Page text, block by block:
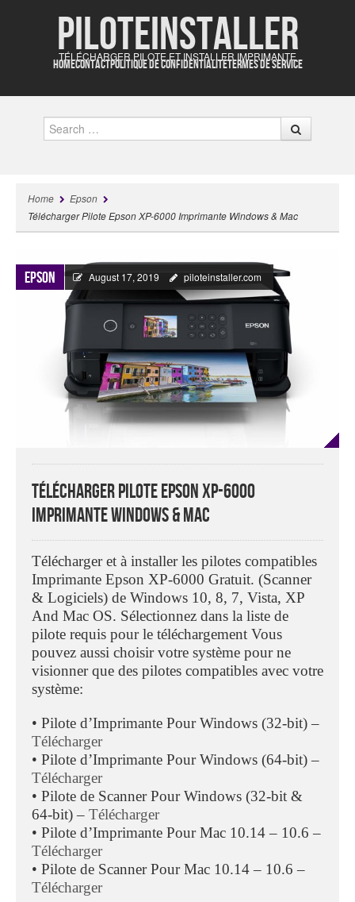
Piloteinstaller
TÉLÉCHARGER PILOTE ET INSTALLER IMPRIMANTE
HOMECONTACTPOLITIQUE DE CONFIDENTIALITÉTERMES DE SERVICE
Search
Home
Epson
Télécharger Pilote Epson XP-6000 Imprimante Windows & Mac
Epson August 17, 2019 piloteinstaller.com
Télécharger Pilote Epson XP-6000
Imprimante Windows & Mac
Télécharger et à installer les pilotes compatibles
Imprimante Epson XP-6000 Gratuit. (Scanner
& Logiciels) de Windows 10, 8, 7, Vista, XP
And Mac OS. Sélectionnez dans la liste de
pilote requis pour le téléchargement Vous
pouvez aussi choisir votre système pour ne
visionner que des pilotes compatibles avec votre
système:
• Pilote d’Imprimante Pour Windows (32-bit) –
Télécharger
• Pilote d’Imprimante Pour Windows (64-bit) –
Télécharger
• Pilote de Scanner Pour Windows (32-bit &
64-bit) – Télécharger
• Pilote d’Imprimante Pour Mac 10.14 – 10.6 –
Télécharger
• Pilote de Scanner Pour Mac 10.14 – 10.6 –
Télécharger